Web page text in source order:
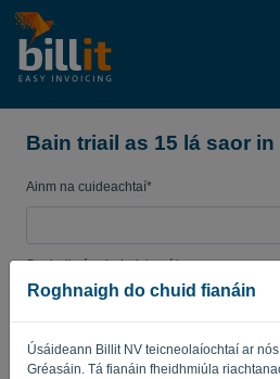
Roghnaigh do chuid fianáin
Úsáideann Billit NV teicneolaíochtaí ar
Gréasáin. Tá fianáin fheidhmiúla
Bain triail as 15 lá saor in
Ainm na cuideachtaí*
Seoladh ríomhphoist gnó*
Pasfhocal